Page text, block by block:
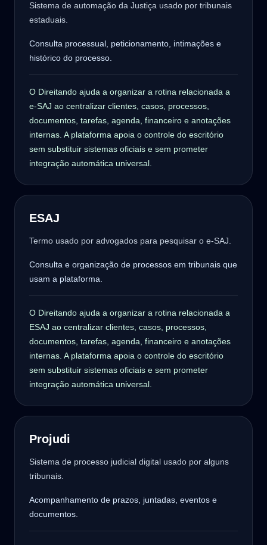
Sistema de automação da Justiça usado por tribunais
estaduais.
Consulta processual, peticionamento, intimações e
histórico do processo.
O Direitando ajuda a organizar a rotina relacionada a
e-SAJ ao centralizar clientes, casos, processos,
documentos, tarefas, agenda, financeiro e anotações
internas. A plataforma apoia o controle do escritório
sem substituir sistemas oficiais e sem prometer
integração automática universal.
ESAJ
Termo usado por advogados para pesquisar o e-SAJ.
Consulta e organização de processos em tribunais que
usam a plataforma.
O Direitando ajuda a organizar a rotina relacionada a
ESAJ ao centralizar clientes, casos, processos,
documentos, tarefas, agenda, financeiro e anotações
internas. A plataforma apoia o controle do escritório
sem substituir sistemas oficiais e sem prometer
integração automática universal.
Projudi
Sistema de processo judicial digital usado por alguns
tribunais.
Acompanhamento de prazos, juntadas, eventos e
documentos.